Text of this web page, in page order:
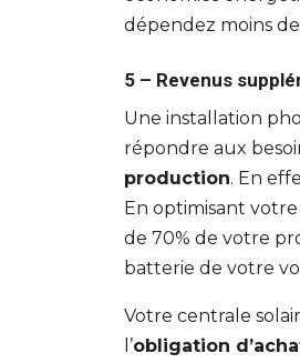
dépendez moins
5 – Revenus
Une installation
répondre aux
production. En
En optimisant votre
de 70% de votre
batterie de votre
Votre centrale
l’obligation